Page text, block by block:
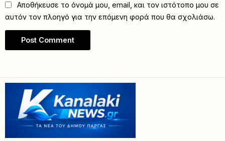
Αποθήκευσε το όνομά μου, email, και τον ιστότοπο μου σε
αυτόν τον πλοηγό για την επόμενη φορά που θα σχολιάσω.